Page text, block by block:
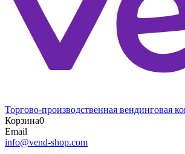
Торгово-производственная вендинговая
Корзина0
Email
info@vend-shop.com